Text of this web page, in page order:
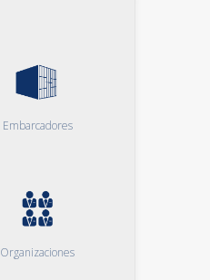
Embarcadores
Organizaciones